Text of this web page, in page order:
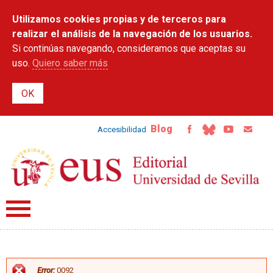
contenido
principal
Utilizamos cookies propias y de terceros para
realizar el análisis de la navegación de los usuarios.
Si continúas navegando, consideramos que aceptas su
uso. Quiero saber más
Accesibilidad Blog
Error:0092